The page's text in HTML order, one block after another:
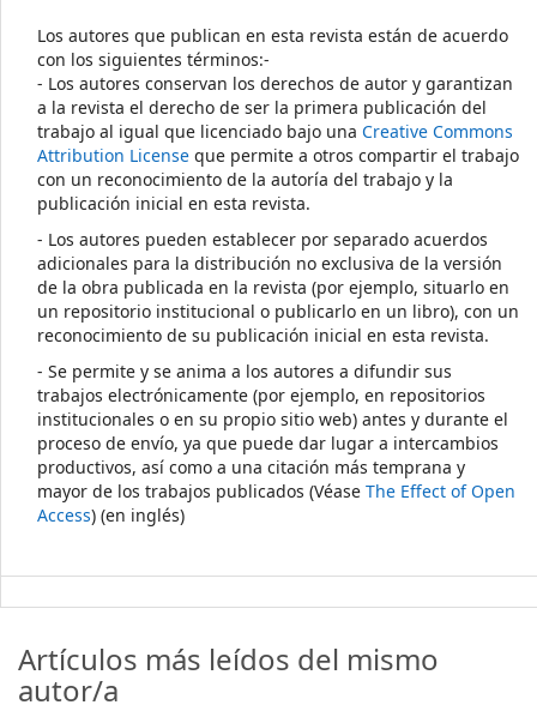
Los autores que publican en esta revista están de acuerdo
con los siguientes términos:-
- Los autores conservan los derechos de autor y garantizan
a la revista el derecho de ser la primera publicación del
trabajo al igual que licenciado bajo una Creative Commons
Attribution License que permite a otros compartir el trabajo
con un reconocimiento de la autoría del trabajo y la
publicación inicial en esta revista.
- Los autores pueden establecer por separado acuerdos
adicionales para la distribución no exclusiva de la versión
de la obra publicada en la revista (por ejemplo, situarlo en
un repositorio institucional o publicarlo en un libro), con un
reconocimiento de su publicación inicial en esta revista.
- Se permite y se anima a los autores a difundir sus
trabajos electrónicamente (por ejemplo, en repositorios
institucionales o en su propio sitio web) antes y durante el
proceso de envío, ya que puede dar lugar a intercambios
productivos, así como a una citación más temprana y
mayor de los trabajos publicados (Véase The Effect of Open
Access) (en inglés)
Artículos más leídos del mismo
autor/a